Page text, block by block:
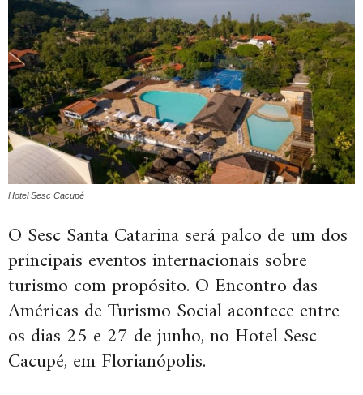
Hotel Sesc Cacupé
O Sesc Santa Catarina será palco de um dos
principais eventos internacionais sobre
turismo com propósito. O Encontro das
Américas de Turismo Social acontece entre
os dias 25 e 27 de junho, no Hotel Sesc
Cacupé, em Florianópolis.